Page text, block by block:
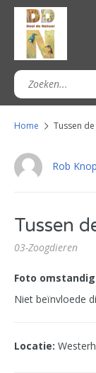
Home Tussen
Rob
Tussen
03-Zoogdieren
Foto
Niet beïnvloede
Locatie: